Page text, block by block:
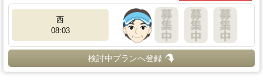
西
08:03
検討中プランへ登録